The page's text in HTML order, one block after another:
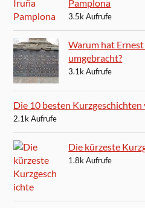
Pamplona
3.5k Aufrufe
Warum hat
umgebracht?
3.1k Aufrufe
Die 10 besten
2.1k Aufrufe
Die kürzeste
1.8k Aufrufe